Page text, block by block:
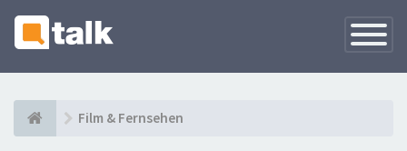
Film & Fernsehen